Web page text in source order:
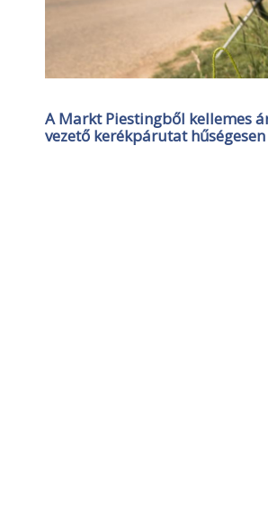
A Markt Piestingből kellemes
vezető kerékpárutat